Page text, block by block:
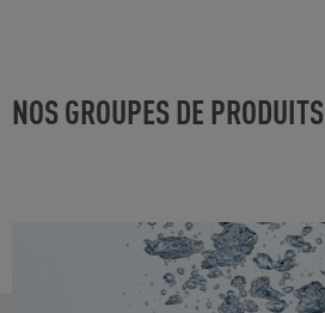
NOS GROUPES DE PRODUITS